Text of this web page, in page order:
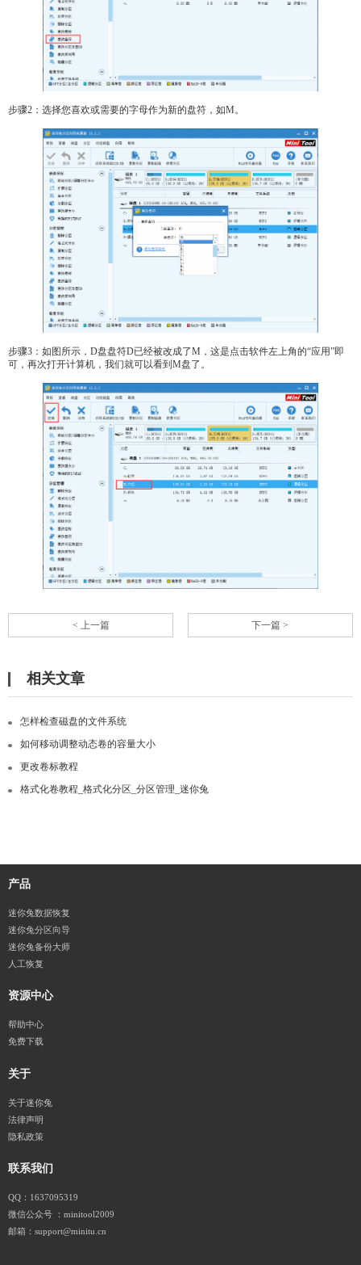
步骤2：选择您喜欢或需要的字母作为新的盘符，如M。
步骤3：如图所示，D盘盘符D已经被改成了M，这是点击软件左上角的“应用”即
可，再次打开计算机，我们就可以看到M盘了。
< 上一篇 下一篇 >
相关文章
怎样检查磁盘的文件系统
如何移动调整动态卷的容量大小
更改卷标教程
格式化卷教程_格式化分区_分区管理_迷你兔
产品
迷你兔数据恢复
迷你兔分区向导
迷你兔备份大师
人工恢复
资源中心
帮助中心
免费下载
关于
关于迷你兔
法律声明
隐私政策
联系我们
QQ：1637095319
微信公众号 ：minitool2009
邮箱：support@minitu.cn